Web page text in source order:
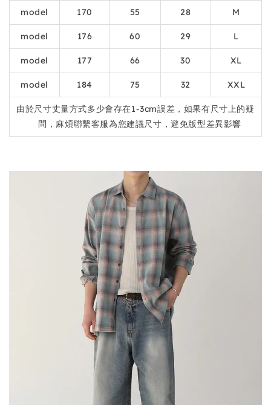
model 170 55 28 M
model 176 60 29 L
model 177 66 30 XL
model 184 75 32 XXL
由於尺寸丈量方式多少會存在1-3cm誤差，如果有尺寸上的疑
問，麻煩聯繫客服為您建議尺寸，避免版型差異影響